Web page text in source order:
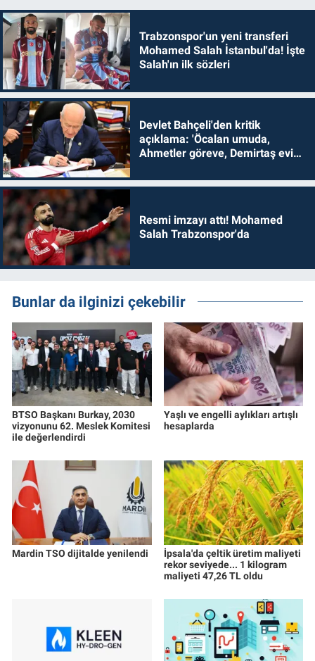
Trabzonspor'un yeni transferi
Mohamed Salah İstanbul'da! İşte
Salah'ın ilk sözleri
Devlet Bahçeli'den kritik
açıklama: 'Öcalan umuda,
Ahmetler göreve, Demirtaş evine
Resmi imzayı attı! Mohamed
Salah Trabzonspor'da
Bunlar da ilginizi çekebilir
BTSO Başkanı Burkay, 2030
vizyonunu 62. Meslek Komitesi
ile değerlendirdi
Yaşlı ve engelli aylıkları artışlı
hesaplarda
Mardin TSO dijitalde yenilendi
İpsala'da çeltik üretim maliyeti
rekor seviyede... 1 kilogram
maliyeti 47,26 TL oldu